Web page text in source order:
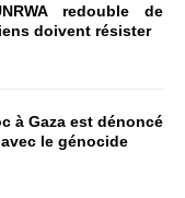
redouble de
doivent résister
à Gaza est dénoncé
le génocide